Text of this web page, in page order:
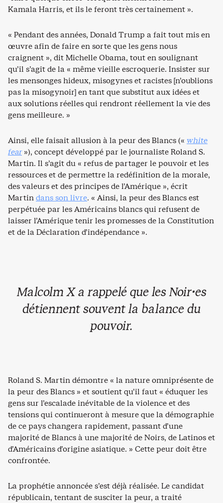
Kamala Harris, et ils le feront très certainement ».
« Pendant des années, Donald Trump a fait tout mis en
œuvre afin de faire en sorte que les gens nous
craignent », dit Michelle Obama, tout en soulignant
qu’il s’agit de la « même vieille escroquerie. Insister sur
les mensonges hideux, misogynes et racistes [n’oublions
pas la misogynoir] en tant que substitut aux idées et
aux solutions réelles qui rendront réellement la vie des
gens meilleure. »
Ainsi, elle faisait allusion à la peur des Blancs (« white
fear»), concept développé par le journaliste Roland S.
Martin. Il s’agit du « refus de partager le pouvoir et les
ressources et de permettre la redéfinition de la morale,
des valeurs et des principes de l’Amérique », écrit
Martindans son livre. « Ainsi, la peur des Blancs est
perpétuée par les Américains blancs qui refusent de
laisser l’Amérique tenir les promesses de la Constitution
et de la Déclaration d’indépendance ».
Malcolm X a rappelé que les Noir·es
détiennent souvent la balance du
pouvoir.
Roland S. Martin démontre « la nature omniprésente de
la peur des Blancs » et soutient qu’il faut « éduquer les
gens sur l’escalade inévitable de la violence et des
tensions qui continueront à mesure que la démographie
de ce pays changera rapidement, passant d’une
majorité de Blancs à une majorité de Noirs, de Latinos et
d’Américains d’origine asiatique. » Cette peur doit être
confrontée.
La prophétie annoncée s’est déjà réalisée. Le candidat
républicain, tentant de susciter la peur, a traité